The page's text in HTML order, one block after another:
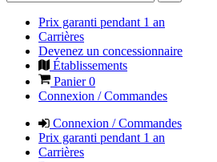
Prix garanti pendant 1 an
Carrières
Devenez un concessionnaire
Établissements
Panier0
Connexion / Commandes
Connexion / Commandes
Prix garanti pendant 1 an
Carrières